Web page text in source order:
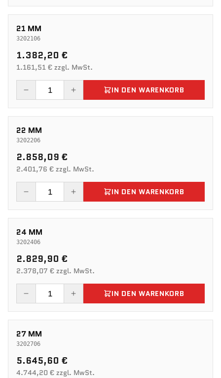
21 MM
3202106
1.382,20 €
1.161,51 € zzgl. MwSt.
IN DEN WARENKORB
22 MM
3202206
2.858,09 €
2.401,76 € zzgl. MwSt.
IN DEN WARENKORB
24 MM
3202406
2.829,90 €
2.378,07 € zzgl. MwSt.
IN DEN WARENKORB
27 MM
3202706
5.645,60 €
4.744,20 € zzgl. MwSt.